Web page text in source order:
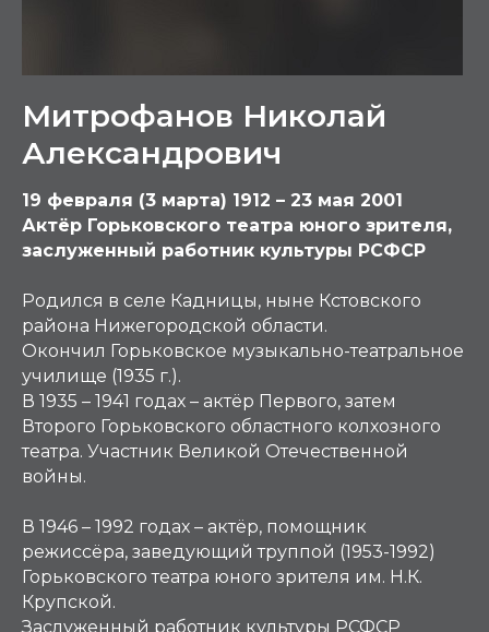
Митрофанов Николай
Александрович
19 февраля (3 марта) 1912 – 23 мая 2001
Актёр Горьковского театра юного зрителя,
заслуженный работник культуры РСФСР
Родился в селе Кадницы, ныне Кстовского
района Нижегородской области.
Окончил Горьковское музыкально-театральное
училище (1935 г.).
В 1935 – 1941 годах – актёр Первого, затем
Второго Горьковского областного колхозного
театра. Участник Великой Отечественной
войны.
В 1946 – 1992 годах – актёр, помощник
режиссёра, заведующий труппой (1953-1992)
Горьковского театра юного зрителя им. Н.К.
Крупской.
Заслуженный работник культуры РСФСР